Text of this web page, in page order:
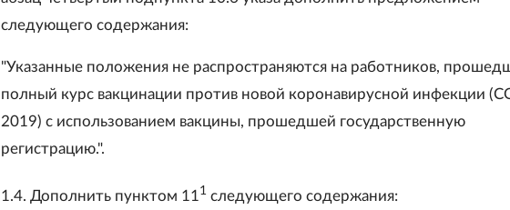
следующего содержания:
"Указанные положения не распространяются на работников,
полный курс вакцинации против новой коронавирусной инфекции
2019) с использованием вакцины, прошедшей государственную
регистрацию.".
1.4. Дополнить пунктом 11 1 следующего содержания: